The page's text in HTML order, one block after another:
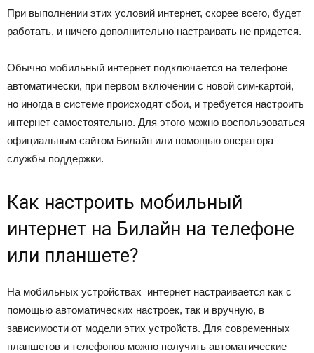
При выполнении этих условий интернет, скорее всего, будет
работать, и ничего дополнительно настраивать не придется.
Обычно мобильный интернет подключается на телефоне
автоматически, при первом включении с новой сим-картой,
но иногда в системе происходят сбои, и требуется настроить
интернет самостоятельно. Для этого можно воспользоваться
официальным сайтом Билайн или помощью оператора
службы поддержки.
Как настроить мобильный
интернет на Билайн на телефоне
или планшете?
На мобильных устройствах интернет настраивается как с
помощью автоматических настроек, так и вручную, в
зависимости от модели этих устройств. Для современных
планшетов и телефонов можно получить автоматические